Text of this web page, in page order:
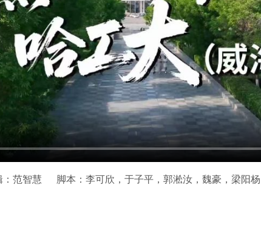
：范智慧 脚本：李可欣，于子平，郭淞汝，魏豪，梁阳杨